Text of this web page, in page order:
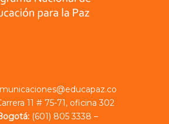
11 # 75-71, oficina 302
(601) 805 3338 –